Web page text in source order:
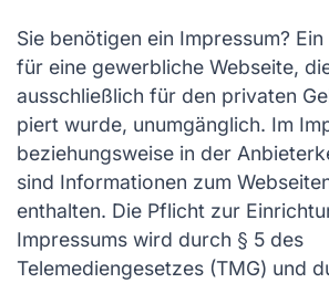
Sie benötigen ein Impressum?
für eine gewerbliche Webseite,
ausschließlich für den privaten
piert wurde, unumgänglich. Im
beziehungsweise in der
sind Infor­mationen zum
enthalten. Die Pflicht zur
Impressums wird durch § 5 des
Telemediengesetzes (TMG) und